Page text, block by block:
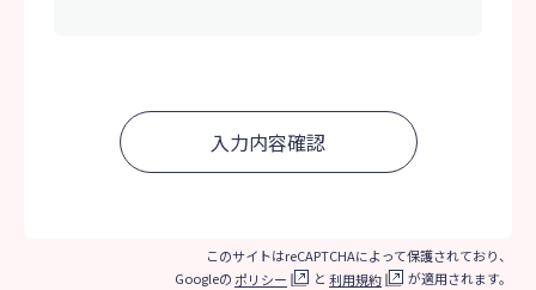
このサイトはreCAPTCHAによって保護されており、
Googleの ポリシー と 利用規約 が適用されます。